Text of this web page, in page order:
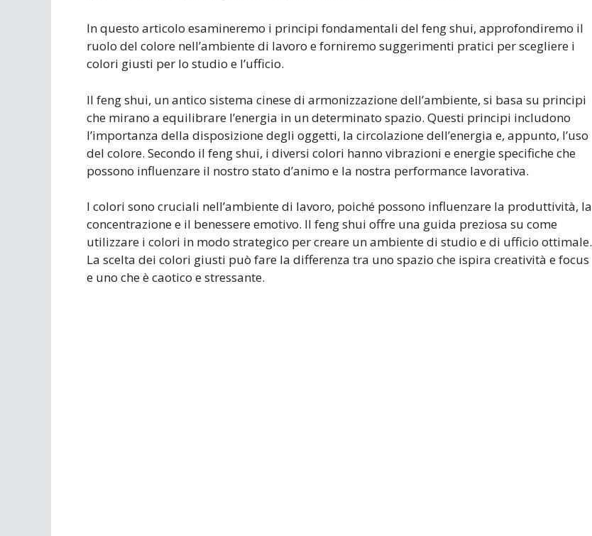
In questo articolo esamineremo i principi fondamentali del feng shui, approfondiremo il
ruolo del colore nell’ambiente di lavoro e forniremo suggerimenti pratici per scegliere i
colori giusti per lo studio e l’ufficio.
Il feng shui, un antico sistema cinese di armonizzazione dell’ambiente, si basa su principi
che mirano a equilibrare l’energia in un determinato spazio. Questi principi includono
l’importanza della disposizione degli oggetti, la circolazione dell’energia e, appunto, l’uso
del colore. Secondo il feng shui, i diversi colori hanno vibrazioni e energie specifiche che
possono influenzare il nostro stato d’animo e la nostra performance lavorativa.
I colori sono cruciali nell’ambiente di lavoro, poiché possono influenzare la produttività, la
concentrazione e il benessere emotivo. Il feng shui offre una guida preziosa su come
utilizzare i colori in modo strategico per creare un ambiente di studio e di ufficio ottimale.
La scelta dei colori giusti può fare la differenza tra uno spazio che ispira creatività e focus
e uno che è caotico e stressante.